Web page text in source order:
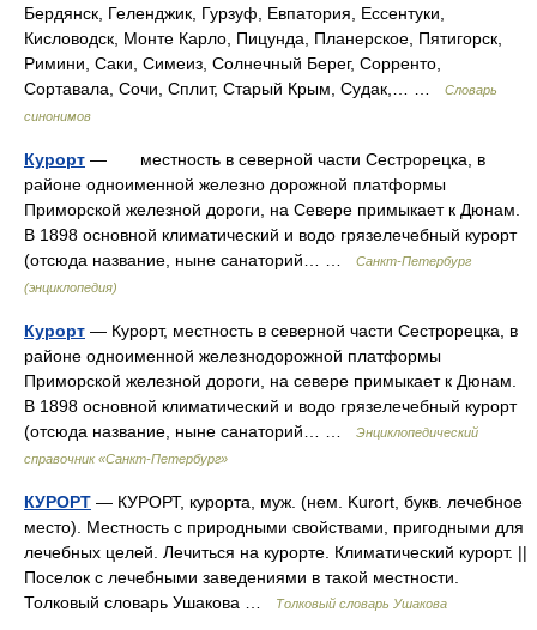
Бердянск, Геленджик, Гурзуф, Евпатория, Ессентуки,
Кисловодск, Монте Карло, Пицунда, Планерское, Пятигорск,
Римини, Саки, Симеиз, Солнечный Берег, Сорренто,
Сортавала, Сочи, Сплит, Старый Крым, Судак,… …
Словарь
синонимов
Курорт — местность в северной части Сестрорецка, в
районе одноименной железно дорожной платформы
Приморской железной дороги, на Севере примыкает к Дюнам.
В 1898 основной климатический и водо грязелечебный курорт
(отсюда название, ныне санаторий… …
Санкт-Петербург
(энциклопедия)
Курорт — Курорт, местность в северной части Сестрорецка, в
районе одноименной железнодорожной платформы
Приморской железной дороги, на севере примыкает к Дюнам.
В 1898 основной климатический и водо грязелечебный курорт
(отсюда название, ныне санаторий… …
Энциклопедический
справочник «Санкт-Петербург»
КУРОРТ — КУРОРТ, курорта, муж. (нем. Kurort, букв. лечебное
место). Местность с природными свойствами, пригодными для
лечебных целей. Лечиться на курорте. Климатический курорт. ||
Поселок с лечебными заведениями в такой местности.
Толковый словарь Ушакова …
Толковый словарь Ушакова